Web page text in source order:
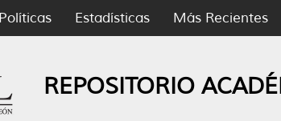
Políticas Estadísticas Más Recientes
REPOSITORIO